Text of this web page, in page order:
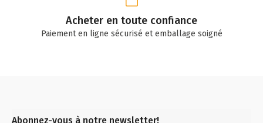
Acheter en toute confiance
Paiement en ligne sécurisé et emballage soigné
Abonnez-vous à notre newsletter!